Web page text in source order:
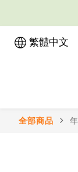
繁體中文
全部商品